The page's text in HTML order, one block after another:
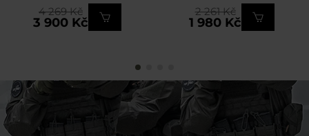
3 900 Kč
4 269 Kč
1 980 Kč
2 261 Kč